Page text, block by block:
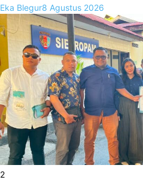
Eka Blegur8 Agustus 2026
2